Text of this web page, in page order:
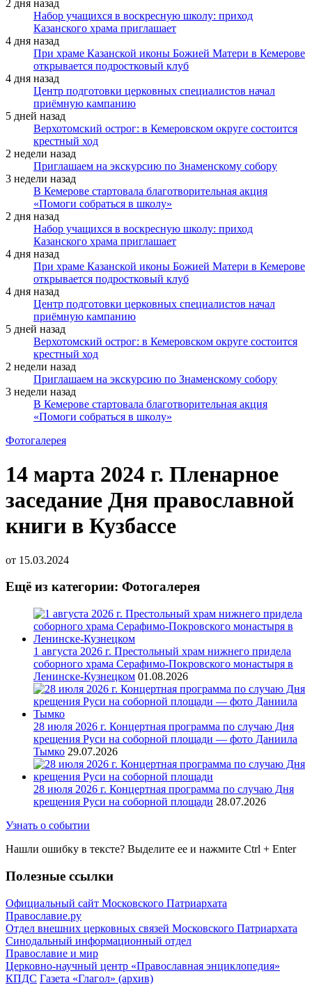
2 дня назад
Набор учащихся в воскресную школу: приход
Казанского храма приглашает
4 дня назад
При храме Казанской иконы Божией Матери в Кемерове
открывается подростковый клуб
4 дня назад
Центр подготовки церковных специалистов начал
приёмную кампанию
5 дней назад
Верхотомский острог: в Кемеровском округе состоится
крестный ход
2 недели назад
Приглашаем на экскурсию по Знаменскому собору
3 недели назад
В Кемерове стартовала благотворительная акция
«Помоги собраться в школу»
2 дня назад
Набор учащихся в воскресную школу: приход
Казанского храма приглашает
4 дня назад
При храме Казанской иконы Божией Матери в Кемерове
открывается подростковый клуб
4 дня назад
Центр подготовки церковных специалистов начал
приёмную кампанию
5 дней назад
Верхотомский острог: в Кемеровском округе состоится
крестный ход
2 недели назад
Приглашаем на экскурсию по Знаменскому собору
3 недели назад
В Кемерове стартовала благотворительная акция
«Помоги собраться в школу»
Фотогалерея
14 марта 2024 г. Пленарное
заседание Дня православной
книги в Кузбассе
от 15.03.2024
Ещё из категории: Фотогалерея
1 августа 2026 г. Престольный храм нижнего придела
соборного храма Серафимо-Покровского монастыря в
Ленинске-Кузнецком 01.08.2026
28 июля 2026 г. Концертная программа по случаю Дня
крещения Руси на соборной площади — фото Даниила
Тымко 29.07.2026
28 июля 2026 г. Концертная программа по случаю Дня
крещения Руси на соборной площади 28.07.2026
Узнать о событии
Нашли ошибку в тексте? Выделите ее и нажмите Ctrl + Enter
Полезные ссылки
Официальный сайт Московского Патриархата
Православие.ру
Отдел внешних церковных связей Московского Патриархата
Синодальный информационный отдел
Православие и мир
Церковно-научный центр «Православная энциклопедия»
КПДС Газета «Глагол» (архив)